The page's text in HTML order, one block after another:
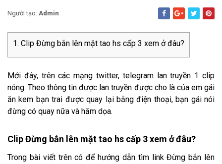
Người tạo: Admin
Clip Đừng bắn lên mặt tao hs cấp 3 xem ở đâu?
Mới đây, trên các mạng twitter, telegram lan truyền 1 clip
nóng. Theo thông tin được lan truyền được cho là của em gái
ăn kem bạn trai được quay lại bằng điện thoại, bạn gái nói
đừng có quay nữa và hăm dọa.
Clip Đừng bắn lên mặt tao hs cấp 3 xem ở đâu?
Trong bài viết trên có để hướng dẫn tìm link Đừng bắn lên